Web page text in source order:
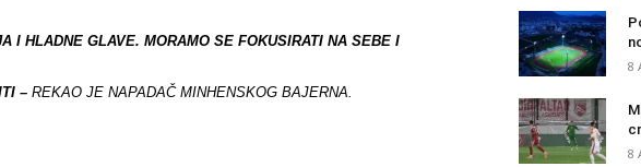
I HLADNE GLAVE. MORAMO SE FOKUSIRATI NA SEBE I
– REKAO JE NAPADAČ MINHENSKOG BAJERNA.
8
8